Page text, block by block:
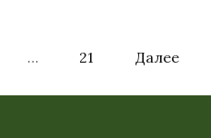
… 21 Далее